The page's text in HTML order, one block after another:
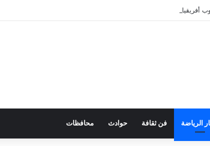
أفريقيا
الرياضة فن ثقافة حوادث محافظات